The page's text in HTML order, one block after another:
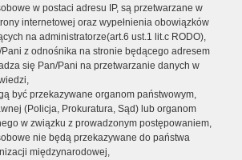
w postaci adresu IP, są przetwarzane w
internetowej oraz wypełnienia obowiązków
na administratorze(art.6 ust.1 lit.c RODO),
z odnośnika na stronie będącego adresem
się Pan/Pani na przetwarzanie danych w
być przekazywane organom państwowym,
(Policja, Prokuratura, Sąd) lub organom
w związku z prowadzonym postępowaniem,
nie będą przekazywane do państwa
międzynarodowej,